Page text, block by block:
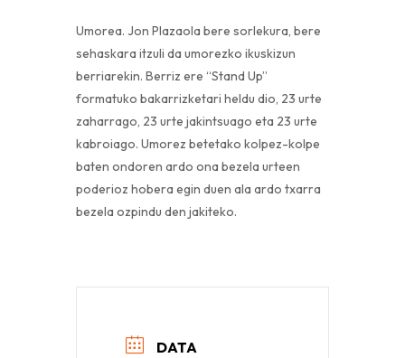
Umorea. Jon Plazaola bere sorlekura, bere
sehaskara itzuli da umorezko ikuskizun
berriarekin. Berriz ere “Stand Up”
formatuko bakarrizketari heldu dio, 23 urte
zaharrago, 23 urte jakintsuago eta 23 urte
kabroiago. Umorez betetako kolpez-kolpe
baten ondoren ardo ona bezela urteen
poderioz hobera egin duen ala ardo txarra
bezela ozpindu den jakiteko.
DATA